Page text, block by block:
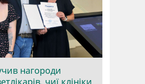
нагороди
чиї клініки